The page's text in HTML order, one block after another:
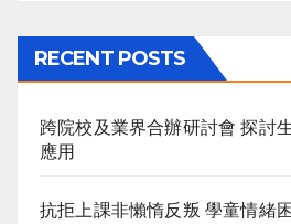
RECENT POSTS
跨院校及業界合辦研討會 探討
應用
抗拒上課非懶惰反叛 學童情緒